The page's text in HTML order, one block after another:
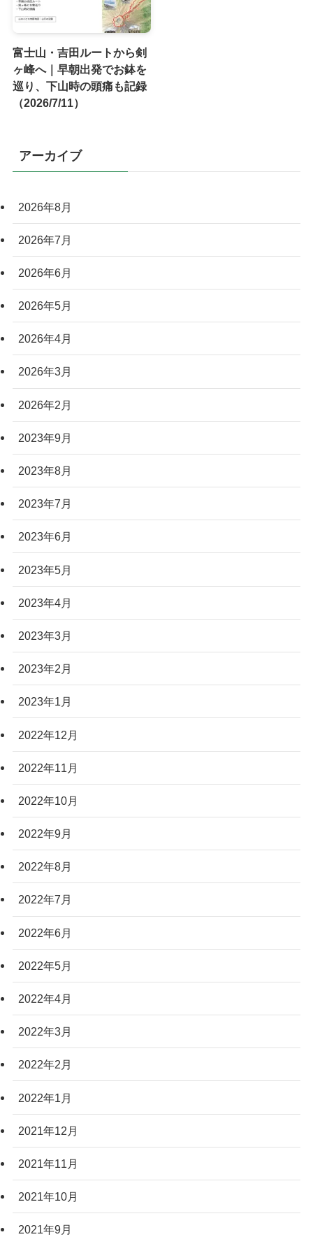
富士山・吉田ルートから剣
ヶ峰へ｜早朝出発でお鉢を
巡り、下山時の頭痛も記録
（2026/7/11）
アーカイブ
2026年8月
2026年7月
2026年6月
2026年5月
2026年4月
2026年3月
2026年2月
2023年9月
2023年8月
2023年7月
2023年6月
2023年5月
2023年4月
2023年3月
2023年2月
2023年1月
2022年12月
2022年11月
2022年10月
2022年9月
2022年8月
2022年7月
2022年6月
2022年5月
2022年4月
2022年3月
2022年2月
2022年1月
2021年12月
2021年11月
2021年10月
2021年9月